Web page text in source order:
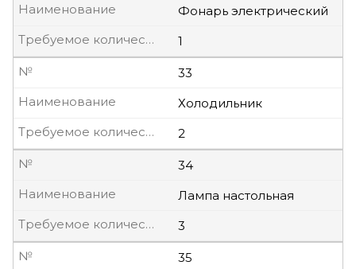
Фонарь электрический
Наименование
1
Требуемое количество, шт
33
№
Холодильник
Наименование
2
Требуемое количество, шт
34
№
Лампа настольная
Наименование
3
Требуемое количество, шт
35
№